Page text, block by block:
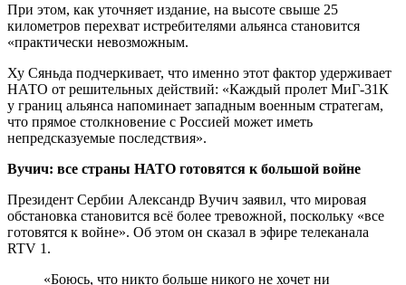
При этом, как уточняет издание, на высоте свыше 25
километров перехват истребителями альянса становится
«практически невозможным.
Ху Сяньда подчеркивает, что именно этот фактор удерживает
НАТО от решительных действий: «Каждый пролет МиГ-31К
у границ альянса напоминает западным военным стратегам,
что прямое столкновение с Россией может иметь
непредсказуемые последствия».
Вучич: все страны НАТО готовятся к большой войне
Президент Сербии Александр Вучич заявил, что мировая
обстановка становится всё более тревожной, поскольку «все
готовятся к войне». Об этом он сказал в эфире телеканала
RTV 1.
«Боюсь, что никто больше никого не хочет ни